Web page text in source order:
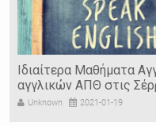
Ιδιαίτερα Μαθήματα
αγγλικών ΑΠΘ στις
Unknown 2021-01-19
Panserraikos FC
Ikaroi B.C.